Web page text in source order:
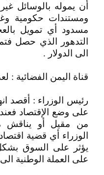
أن يموله بالوسائل
ومستندات حكومية
مسدود أي تمويل
التدهور الذي حصل
الى الدولار .
قناة اليمن الفضائية :
رئيس الوزراء : أقصد
على وضع الإقتصاد
من مقيل أو يناقش
الوزراء أي قضية
يؤثر على السوق بشكل
على العملة الوطنية